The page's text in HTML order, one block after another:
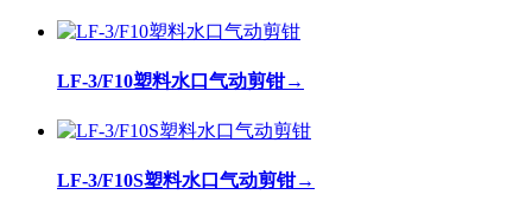
LF-3/F10塑料水口气动剪钳→
LF-3/F10S塑料水口气动剪钳→